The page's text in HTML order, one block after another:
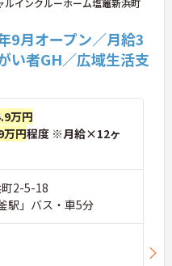
してご自身の
幹部候補とし
格者の方へお
円）が支給され
福祉職として
業界トップクラ
。
対応を全て代
出し、現場スタ
い環境づくり
、理想のマネ
のみ8日）を確
回とコントロー
とオフの切り
インクルーホーム塩竈新浜町
9月オープン／月給3
い者GH／広域生活支
万円
万円程度 ※月給×12ヶ
町2-5-18
駅」バス・車5分